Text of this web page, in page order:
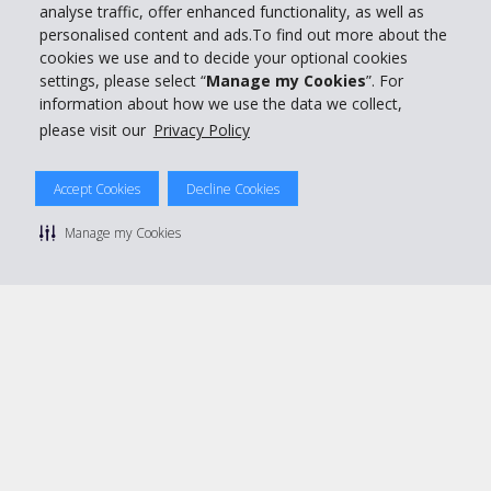
analyse traffic, offer enhanced functionality, as well as
personalised content and ads.To find out more about the
cookies we use and to decide your optional cookies
settings, please select “Manage my Cookies”. For
information about how we use the data we collect,
please visit our Privacy Policy
Accept Cookies Decline Cookies
Manage my Cookies
Réserver avec Hertz
Politique de confidentialité | Conditions d'utilisation du site
Conditions de location
| Informations tarifaires
Gérer mes cookies